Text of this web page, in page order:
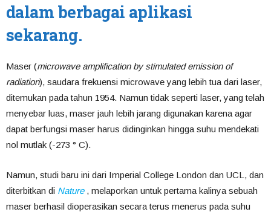
dalam berbagai aplikasi
sekarang.
Maser (microwave amplification by stimulated emission of
radiation), saudara frekuensi microwave yang lebih tua dari laser,
ditemukan pada tahun 1954. Namun tidak seperti laser, yang telah
menyebar luas, maser jauh lebih jarang digunakan karena agar
dapat berfungsi maser harus didinginkan hingga suhu mendekati
nol mutlak (-273 ° C).
Namun, studi baru ini dari Imperial College London dan UCL, dan
diterbitkan di Nature, melaporkan untuk pertama kalinya sebuah
maser berhasil dioperasikan secara terus menerus pada suhu